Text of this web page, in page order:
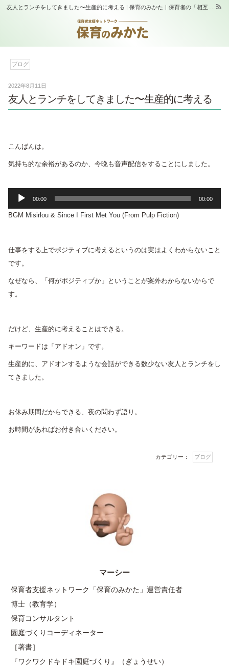
ブログ
2022年8月11日
友人とランチをしてきました〜生産的に考える
こんばんは。
気持ち的な余裕があるのか、今晩も音声配信をすることにしました。
声
ー
ヤ
00:00 00:00
BGM Misirlou & Since I First Met You (From Pulp Fiction)
仕事をする上でポジティブに考えるというのは実はよくわからないこと
です。
なぜなら、「何がポジティブか」ということが案外わからないからで
す。
だけど、生産的に考えることはできる。
キーワードは「アドオン」です。
生産的に、アドオンするような会話ができる数少ない友人とランチをし
てきました。
お休み期間だからできる、夜の問わず語り。
お時間があればお付き合いください。
カテゴリー： ブログ
マーシー
保育者支援ネットワーク「保育のみかた」運営責任者
博士（教育学）
保育コンサルタント
園庭づくりコーディネーター
［著書］
『ワクワクドキドキ園庭づくり』（ぎょうせい）